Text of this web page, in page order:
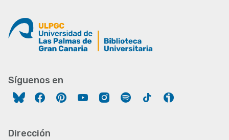
Síguenos en
FacebookPinterestYouTubeInstagram
Spotify Tiktok
Dirección